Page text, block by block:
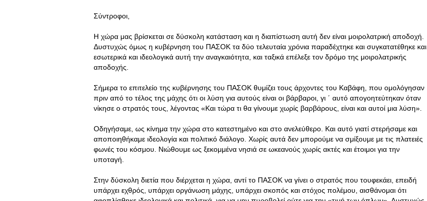
Σύντροφοι,
Η χώρα μας βρίσκεται σε δύσκολη κατάσταση και η διαπίστωση αυτή δεν είναι μοιρολατρική αποδοχή.
Δυστυχώς όμως η κυβέρνηση του ΠΑΣΟΚ τα δύο τελευταία χρόνια παραδέχτηκε και συγκατατέθηκε και
εσωτερικά και ιδεολογικά αυτή την αναγκαιότητα, και ταξικά επέλεξε τον δρόμο της μοιρολατρικής
αποδοχής.
Σήμερα το επιτελείο της κυβέρνησης του ΠΑΣΟΚ θυμίζει τους άρχοντες του Καβάφη, που ομολόγησαν
πριν από το τέλος της μάχης ότι οι λύση για αυτούς είναι οι βάρβαροι, γι ΄ αυτό απογοητεύτηκαν όταν
νίκησε ο στρατός τους, λέγοντας «Και τώρα τι θα γίνουμε χωρίς βαρβάρους, είναι και αυτοί μια λύση».
Οδηγήσαμε, ως κίνημα την χώρα στο κατεστημένο και στο ανελεύθερο. Και αυτό γιατί στερήσαμε και
αποποιηθήκαμε ιδεολογία και πολιτικό διάλογο. Χωρίς αυτά δεν μπορούμε να σμίξουμε με τις πλατειές
φωνές του κόσμου. Νιώθουμε ως ξεκομμένα νησιά σε ωκεανούς χωρίς ακτές και έτοιμοι για την
υποταγή.
Στην δύσκολη διετία που διέρχεται η χώρα, αντί το ΠΑΣΟΚ να γίνει ο στρατός που τουφεκάει, επειδή
υπάρχει εχθρός, υπάρχει οργάνωση μάχης, υπάρχει σκοπός και στόχος πολέμου, αισθάνομαι ότι